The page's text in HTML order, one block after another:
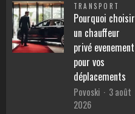
TRANSPORT
Pourquoi choisir
un chauffeur
privé evenement
pour vos
déplacements
Povoski
3 août
2026